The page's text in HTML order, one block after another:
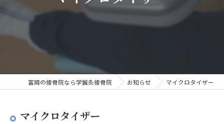
富岡の接骨院なら学鍼灸接骨院 お知らせ マイクロタイザー
マイクロタイザー